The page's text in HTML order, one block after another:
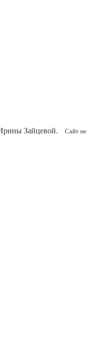
Зайцевой.
Сайт не